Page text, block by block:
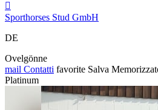

Sporthorses Stud GmbH
DE
Ovelgönne
mail Contatti favorite Salva
Platinum